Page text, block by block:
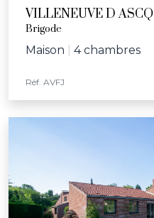
VILLENEUVE D ASCQ
Brigode
Maison 4 chambres
Réf. AVFJ